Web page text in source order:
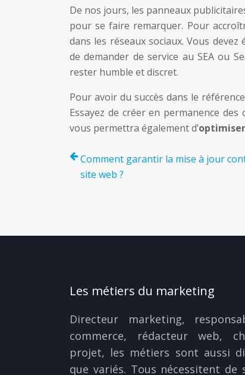
De nos jours, les panneaux
pour se faire remarquer. Pour
dans les réseaux sociaux. Vous
de demander de service au SEA ou
rester humble et discret.
Pour avoir du succès dans le
Essayez de créer en permanence
vous permettra également d’
Comment garantir la mise à jour
site web ?
Les métiers du marketing
Directeur marketing,
commerce, rédacteur web,
projet, les métiers sont aussi
que variés. Tous nécessitent de